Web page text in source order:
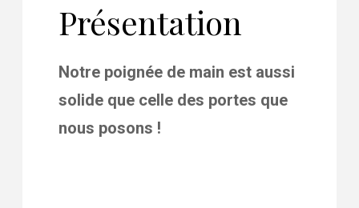
Présentation
Notre poignée de main est aussi
solide que celle des portes que
nous posons !